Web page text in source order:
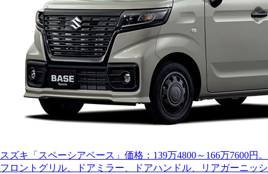
スズキ「スペーシアベース」価格：139万4800～166万7600円。
フロントグリル、ドアミラー、ドアハンドル、リアガーニッシ